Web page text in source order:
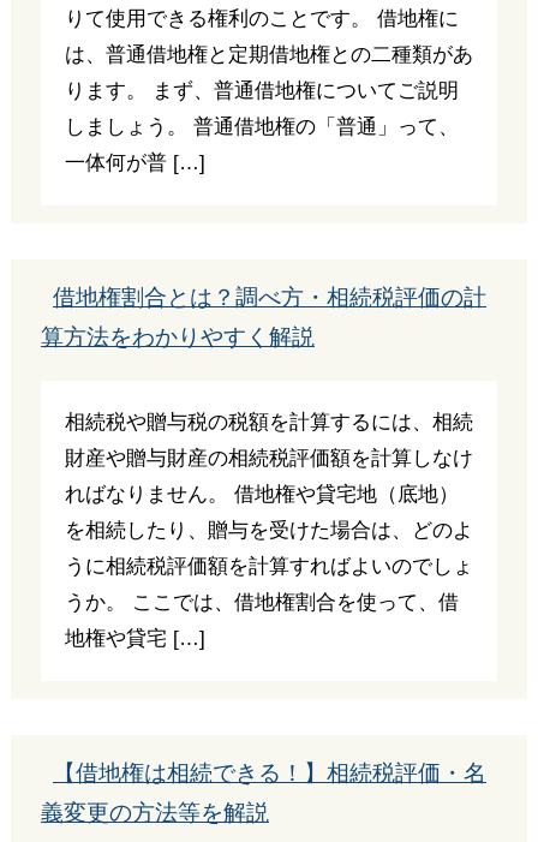
りて使用できる権利のことです。 借地権に
は、普通借地権と定期借地権との二種類があ
ります。 まず、普通借地権についてご説明
しましょう。 普通借地権の「普通」って、
一体何が普 […]
借地権割合とは？調べ方・相続税評価の計
算方法をわかりやすく解説
相続税や贈与税の税額を計算するには、相続
財産や贈与財産の相続税評価額を計算しなけ
ればなりません。 借地権や貸宅地（底地）
を相続したり、贈与を受けた場合は、どのよ
うに相続税評価額を計算すればよいのでしょ
うか。 ここでは、借地権割合を使って、借
地権や貸宅 […]
【借地権は相続できる！】相続税評価・名
義変更の方法等を解説